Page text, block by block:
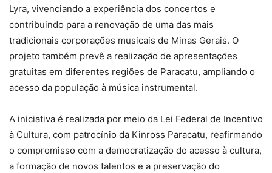
Lyra, vivenciando a experiência dos concertos e
contribuindo para a renovação de uma das mais
tradicionais corporações musicais de Minas Gerais. O
projeto também prevê a realização de apresentações
gratuitas em diferentes regiões de Paracatu, ampliando o
acesso da população à música instrumental.
A iniciativa é realizada por meio da Lei Federal de Incentivo
à Cultura, com patrocínio da Kinross Paracatu, reafirmando
o compromisso com a democratização do acesso à cultura,
a formação de novos talentos e a preservação do